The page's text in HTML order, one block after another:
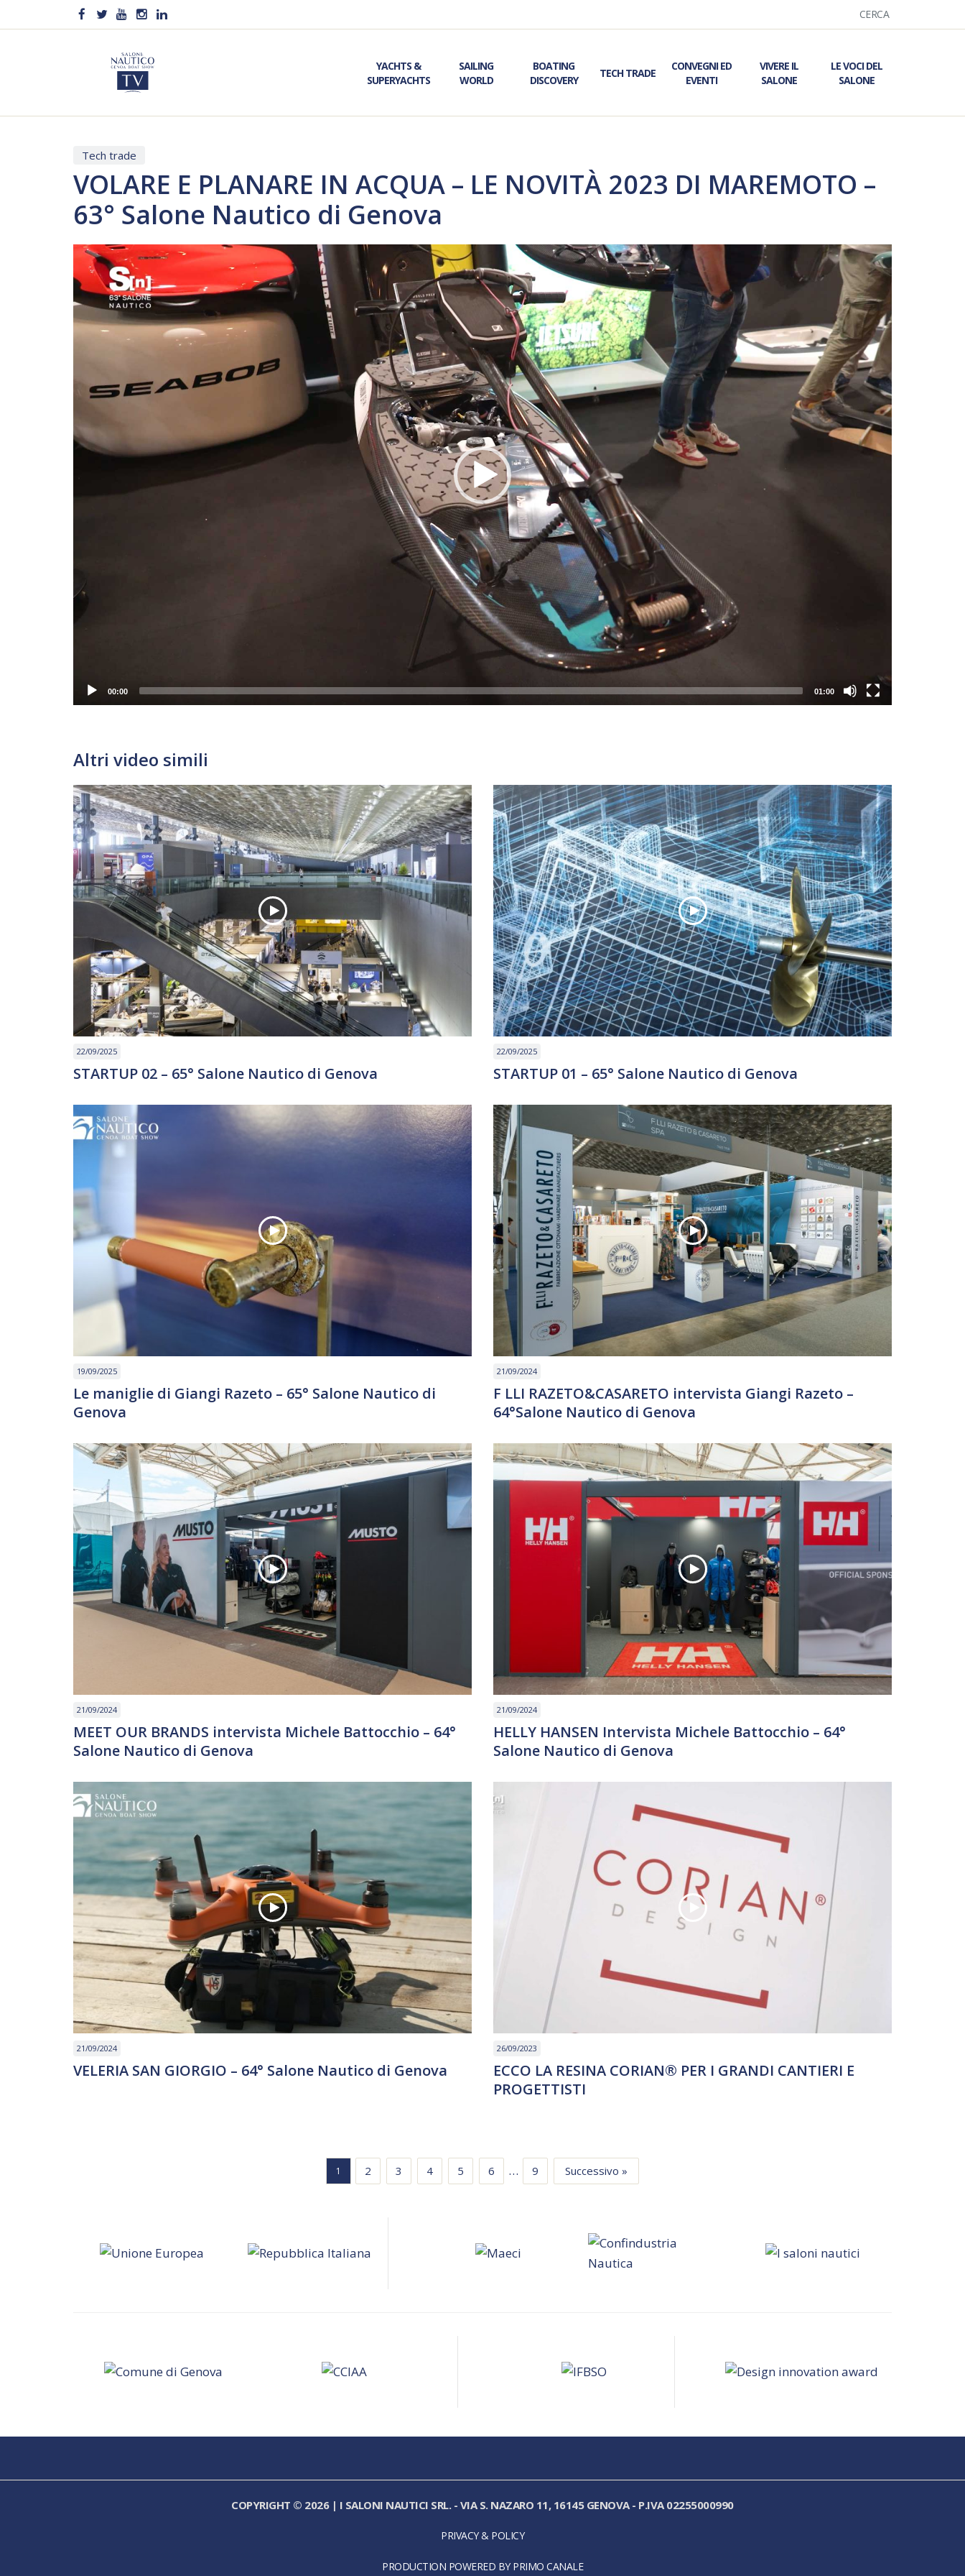
CERCA
YACHTS &
SUPERYACHTS
SAILING
WORLD
BOATING
DISCOVERY
TECH TRADE
CONVEGNI ED
EVENTI
VIVERE IL
SALONE
LE VOCI DEL
SALONE
Tech trade
VOLARE E PLANARE IN ACQUA – LE NOVITÀ 2023 DI MAREMOTO –
63° Salone Nautico di Genova
Video
Player
00:00 01:00
Altri video simili
22/09/2025
STARTUP 02 – 65° Salone Nautico di Genova
22/09/2025
STARTUP 01 – 65° Salone Nautico di Genova
19/09/2025
Le maniglie di Giangi Razeto – 65° Salone Nautico di
Genova
21/09/2024
F LLI RAZETO&CASARETO intervista Giangi Razeto –
64°Salone Nautico di Genova
21/09/2024
MEET OUR BRANDS intervista Michele Battocchio – 64°
Salone Nautico di Genova
21/09/2024
HELLY HANSEN Intervista Michele Battocchio – 64°
Salone Nautico di Genova
21/09/2024
VELERIA SAN GIORGIO – 64° Salone Nautico di Genova
26/09/2023
ECCO LA RESINA CORIAN®️ PER I GRANDI CANTIERI E
PROGETTISTI
1 2 3 4 5 6 … 9 Successivo »
COPYRIGHT © 2026 | I SALONI NAUTICI SRL. - VIA S. NAZARO 11, 16145 GENOVA- P.IVA 02255000990
PRIVACY & POLICY
PRODUCTION POWERED BY PRIMO CANALE